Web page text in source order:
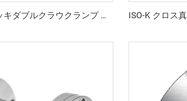
ISO クロム亜鉛メッキダブルクラウクランプ M10 高品質バキューム継手 半導体用亜鉛メッキクランプ